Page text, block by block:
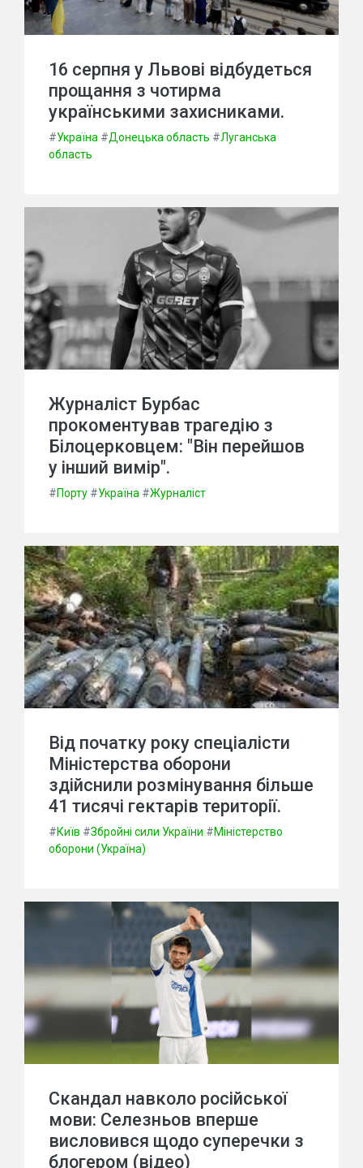
16 серпня у Львові відбудеться
прощання з чотирма
українськими захисниками.
#Україна #Донецька область #Луганська
область
Журналіст Бурбас
прокоментував трагедію з
Білоцерковцем: "Він перейшов
у інший вимір".
#Порту #Україна #Журналіст
Від початку року спеціалісти
Міністерства оборони
здійснили розмінування більше
41 тисячі гектарів території.
#Київ #Збройні сили України #Міністерство
оборони (Україна)
Скандал навколо російської
мови: Селезньов вперше
висловився щодо суперечки з
блогером (відео)